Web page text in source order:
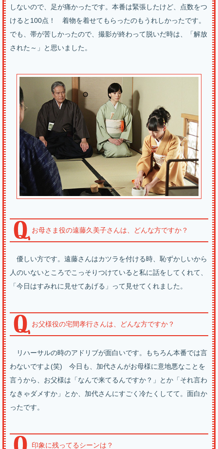
しないので、足が痛かったです。本番は緊張したけど、点数をつ
けると100点！ 着物を着せてもらったのもうれしかったです。
でも、帯が苦しかったので、撮影が終わって脱いだ時は、「解放
された～」と思いました。
お母さま役の遠藤久美子さんは、どんな方ですか？
優しい方です。遠藤さんはカツラを付ける時、恥ずかしいから
人のいないところでこっそりつけていると私に話をしてくれて、
「今日はすみれに見せてあげる」って見せてくれました。
お父様役の宅間孝行さんは、どんな方ですか？
リハーサルの時のアドリブが面白いです。もちろん本番では言
わないですよ(笑) 今日も、加代さんがお母様に意地悪なことを
言うから、お父様は「なんで来てるんですか？」とか「それ言わ
なきゃダメすか」とか、加代さんにすごく冷たくしてて。面白か
ったです。
印象に残ってるシーンは？